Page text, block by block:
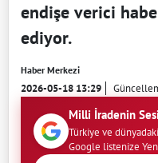
endişe verici
ediyor.
Haber Merkezi
2026-05-18 13:29
Milli İradenin
Türkiye ve
Google listenize